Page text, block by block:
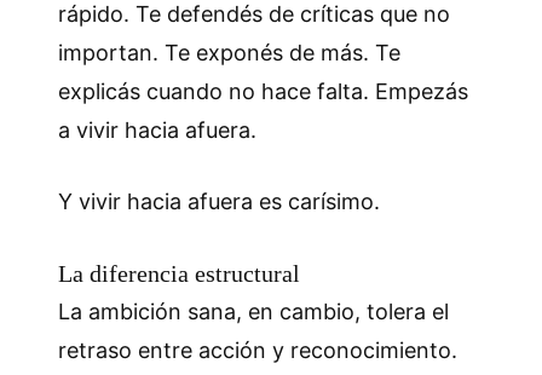
rápido. Te defendés de críticas que no
importan. Te exponés de más. Te
explicás cuando no hace falta. Empezás
a vivir hacia afuera.
Y vivir hacia afuera es carísimo.
La diferencia estructural
La ambición sana, en cambio, tolera el
retraso entre acción y reconocimiento.